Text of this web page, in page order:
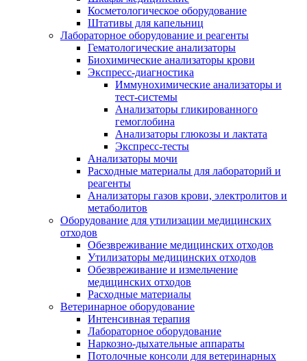
Косметологическое оборудование
Штативы для капельниц
Лабораторное оборудование и реагенты
Гематологические анализаторы
Биохимические анализаторы крови
Экспресс-диагностика
Иммунохимические анализаторы и
тест-системы
Анализаторы гликированного
гемоглобина
Анализаторы глюкозы и лактата
Экспресс-тесты
Анализаторы мочи
Расходные материалы для лабораторий и
реагенты
Анализаторы газов крови, электролитов и
метаболитов
Оборудование для утилизации медицинских
отходов
Обезвреживание медицинских отходов
Утилизаторы медицинских отходов
Обезвреживание и измельчение
медицинских отходов
Расходные материалы
Ветеринарное оборудование
Интенсивная терапия
Лабораторное оборудование
Наркозно-дыхательные аппараты
Потолочные консоли для ветеринарных